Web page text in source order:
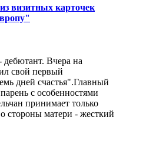
визитных карточек
Вчера на
свой первый
дней счастья".Главный
с особенностями
принимает только
стороны матери - жесткий